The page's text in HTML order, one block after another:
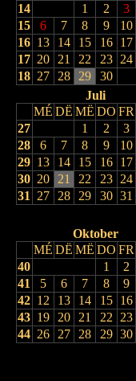
14
1 2
3
15
6 7 8 9
10
16 13 14 15 16
17
17 20 21 22 23
24
18 27 28 29
30
Juli
MÉ DË MË DO FR
27
1 2
3
28
6 7 8 9
10
29 13 14 15 16
17
30 20 21 22 23
24
31
27 28 29 30 31
Oktober
MÉ DË MË DO FR
40
1
2
41
5 6 7 8
9
42 12 13 14 15
16
43 19 20 21 22
23
44 26 27 28 29 30